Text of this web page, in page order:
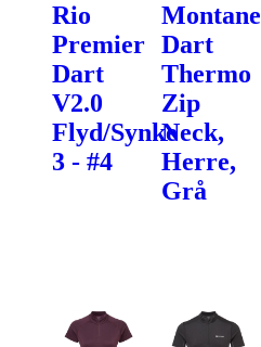
Rio
Premier
Dart
V2.0
Flyd/Synke
3 - #4
Montane
Dart
Thermo
Zip
Neck,
Herre,
Grå